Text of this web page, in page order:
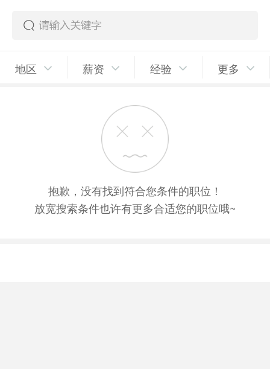
地区 薪资 经验 更多
抱歉，没有找到符合您条件的职位！
放宽搜索条件也许有更多合适您的职位哦~